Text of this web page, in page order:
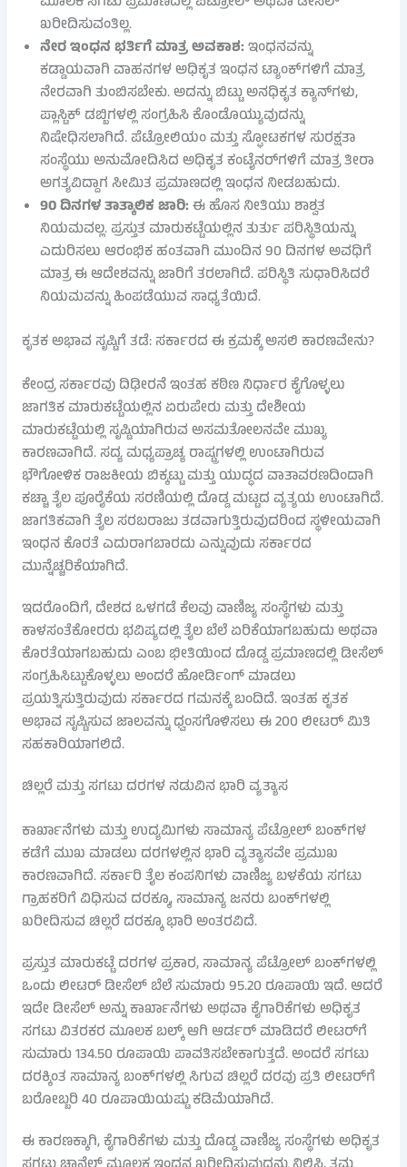
ಖರೀದಿಸುವಂತಿಲ್ಲ.
ನೇರ ಇಂಧನ ಭರ್ತಿಗೆ ಮಾತ್ರ ಅವಕಾಶ:ಇಂಧನವನ್ನು
ಕಡ್ಡಾಯವಾಗಿ ವಾಹನಗಳ ಅಧಿಕೃತ ಇಂಧನ ಟ್ಯಾಂಕ್‌ಗಳಿಗೆ ಮಾತ್ರ
ನೇರವಾಗಿ ತುಂಬಿಸಬೇಕು. ಅದನ್ನು ಬಿಟ್ಟು ಅನಧಿಕೃತ ಕ್ಯಾನ್‌ಗಳು,
ಪ್ಲಾಸ್ಟಿಕ್ ಡಬ್ಬಿಗಳಲ್ಲಿ ಸಂಗ್ರಹಿಸಿ ಕೊಂಡೊಯ್ಯುವುದನ್ನು
ನಿಷೇಧಿಸಲಾಗಿದೆ. ಪೆಟ್ರೋಲಿಯಂ ಮತ್ತು ಸ್ಫೋಟಕಗಳ ಸುರಕ್ಷತಾ
ಸಂಸ್ಥೆಯು ಅನುಮೋದಿಸಿದ ಅಧಿಕೃತ ಕಂಟೈನರ್‌ಗಳಿಗೆ ಮಾತ್ರ ತೀರಾ
ಅಗತ್ಯವಿದ್ದಾಗ ಸೀಮಿತ ಪ್ರಮಾಣದಲ್ಲಿ ಇಂಧನ ನೀಡಬಹುದು.
90 ದಿನಗಳ ತಾತ್ಕಾಲಿಕ ಜಾರಿ:ಈ ಹೊಸ ನೀತಿಯು ಶಾಶ್ವತ
ನಿಯಮವಲ್ಲ. ಪ್ರಸ್ತುತ ಮಾರುಕಟ್ಟೆಯಲ್ಲಿನ ತುರ್ತು ಪರಿಸ್ಥಿತಿಯನ್ನು
ಎದುರಿಸಲು ಆರಂಭಿಕ ಹಂತವಾಗಿ ಮುಂದಿನ 90 ದಿನಗಳ ಅವಧಿಗೆ
ಮಾತ್ರ ಈ ಆದೇಶವನ್ನು ಜಾರಿಗೆ ತರಲಾಗಿದೆ. ಪರಿಸ್ಥಿತಿ ಸುಧಾರಿಸಿದರೆ
ನಿಯಮವನ್ನು ಹಿಂಪಡೆಯುವ ಸಾಧ್ಯತೆಯಿದೆ.
ಕೃತಕ ಅಭಾವ ಸೃಷ್ಟಿಗೆ ತಡೆ: ಸರ್ಕಾರದ ಈ ಕ್ರಮಕ್ಕೆ ಅಸಲಿ ಕಾರಣವೇನು?
ಕೇಂದ್ರ ಸರ್ಕಾರವು ದಿಢೀರನೆ ಇಂತಹ ಕಠಿಣ ನಿರ್ಧಾರ ಕೈಗೊಳ್ಳಲು
ಜಾಗತಿಕ ಮಾರುಕಟ್ಟೆಯಲ್ಲಿನ ಏರುಪೇರು ಮತ್ತು ದೇಶೀಯ
ಮಾರುಕಟ್ಟೆಯಲ್ಲಿ ಸೃಷ್ಟಿಯಾಗಿರುವ ಅಸಮತೋಲನವೇ ಮುಖ್ಯ
ಕಾರಣವಾಗಿದೆ. ಸದ್ಯ ಮಧ್ಯಪ್ರಾಚ್ಯ ರಾಷ್ಟ್ರಗಳಲ್ಲಿ ಉಂಟಾಗಿರುವ
ಭೌಗೋಳಿಕ ರಾಜಕೀಯ ಬಿಕ್ಕಟ್ಟು ಮತ್ತು ಯುದ್ಧದ ವಾತಾವರಣದಿಂದಾಗಿ
ಕಚ್ಚಾ ತೈಲ ಪೂರೈಕೆಯ ಸರಣಿಯಲ್ಲಿ ದೊಡ್ಡ ಮಟ್ಟದ ವ್ಯತ್ಯಯ ಉಂಟಾಗಿದೆ.
ಜಾಗತಿಕವಾಗಿ ತೈಲ ಸರಬರಾಜು ತಡವಾಗುತ್ತಿರುವುದರಿಂದ ಸ್ಥಳೀಯವಾಗಿ
ಇಂಧನ ಕೊರತೆ ಎದುರಾಗಬಾರದು ಎನ್ನುವುದು ಸರ್ಕಾರದ
ಮುನ್ನೆಚ್ಚರಿಕೆಯಾಗಿದೆ.
ಇದರೊಂದಿಗೆ, ದೇಶದ ಒಳಗಡೆ ಕೆಲವು ವಾಣಿಜ್ಯ ಸಂಸ್ಥೆಗಳು ಮತ್ತು
ಕಾಳಸಂತೆಕೋರರು ಭವಿಷ್ಯದಲ್ಲಿ ತೈಲ ಬೆಲೆ ಏರಿಕೆಯಾಗಬಹುದು ಅಥವಾ
ಕೊರತೆಯಾಗಬಹುದು ಎಂಬ ಭೀತಿಯಿಂದ ದೊಡ್ಡ ಪ್ರಮಾಣದಲ್ಲಿ ಡೀಸೆಲ್
ಸಂಗ್ರಹಿಸಿಟ್ಟುಕೊಳ್ಳಲು ಅಂದರೆ ಹೋರ್ಡಿಂಗ್ ಮಾಡಲು
ಪ್ರಯತ್ನಿಸುತ್ತಿರುವುದು ಸರ್ಕಾರದ ಗಮನಕ್ಕೆ ಬಂದಿದೆ. ಇಂತಹ ಕೃತಕ
ಅಭಾವ ಸೃಷ್ಟಿಸುವ ಜಾಲವನ್ನು ಧ್ವಂಸಗೊಳಿಸಲು ಈ 200 ಲೀಟರ್ ಮಿತಿ
ಸಹಕಾರಿಯಾಗಲಿದೆ.
ಚಿಲ್ಲರೆ ಮತ್ತು ಸಗಟು ದರಗಳ ನಡುವಿನ ಭಾರಿ ವ್ಯತ್ಯಾಸ
ಕಾರ್ಖಾನೆಗಳು ಮತ್ತು ಉದ್ಯಮಿಗಳು ಸಾಮಾನ್ಯ ಪೆಟ್ರೋಲ್ ಬಂಕ್‌ಗಳ
ಕಡೆಗೆ ಮುಖ ಮಾಡಲು ದರಗಳಲ್ಲಿನ ಭಾರಿ ವ್ಯತ್ಯಾಸವೇ ಪ್ರಮುಖ
ಕಾರಣವಾಗಿದೆ. ಸರ್ಕಾರಿ ತೈಲ ಕಂಪನಿಗಳು ವಾಣಿಜ್ಯ ಬಳಕೆಯ ಸಗಟು
ಗ್ರಾಹಕರಿಗೆ ವಿಧಿಸುವ ದರಕ್ಕೂ, ಸಾಮಾನ್ಯ ಜನರು ಬಂಕ್‌ಗಳಲ್ಲಿ
ಖರೀದಿಸುವ ಚಿಲ್ಲರೆ ದರಕ್ಕೂ ಭಾರಿ ಅಂತರವಿದೆ.
ಪ್ರಸ್ತುತ ಮಾರುಕಟ್ಟೆ ದರಗಳ ಪ್ರಕಾರ, ಸಾಮಾನ್ಯ ಪೆಟ್ರೋಲ್ ಬಂಕ್‌ಗಳಲ್ಲಿ
ಒಂದು ಲೀಟರ್ ಡೀಸೆಲ್ ಬೆಲೆ ಸುಮಾರು 95.20 ರೂಪಾಯಿ ಇದೆ. ಆದರೆ
ಇದೇ ಡೀಸೆಲ್ ಅನ್ನು ಕಾರ್ಖಾನೆಗಳು ಅಥವಾ ಕೈಗಾರಿಕೆಗಳು ಅಧಿಕೃತ
ಸಗಟು ವಿತರಕರ ಮೂಲಕ ಬಲ್ಕ್ ಆಗಿ ಆರ್ಡರ್ ಮಾಡಿದರೆ ಲೀಟರ್‌ಗೆ
ಸುಮಾರು 134.50 ರೂಪಾಯಿ ಪಾವತಿಸಬೇಕಾಗುತ್ತದೆ. ಅಂದರೆ ಸಗಟು
ದರಕ್ಕಿಂತ ಸಾಮಾನ್ಯ ಬಂಕ್‌ಗಳಲ್ಲಿ ಸಿಗುವ ಚಿಲ್ಲರೆ ದರವು ಪ್ರತಿ ಲೀಟರ್‌ಗೆ
ಬರೋಬ್ಬರಿ 40 ರೂಪಾಯಿಯಷ್ಟು ಕಡಿಮೆಯಾಗಿದೆ.
ಈ ಕಾರಣಕ್ಕಾಗಿ, ಕೈಗಾರಿಕೆಗಳು ಮತ್ತು ದೊಡ್ಡ ವಾಣಿಜ್ಯ ಸಂಸ್ಥೆಗಳು ಅಧಿಕೃತ